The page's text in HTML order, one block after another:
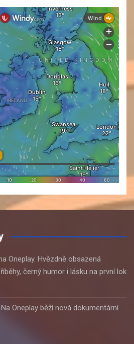
Oneplay. Hvězdně obsazená
černý humor i lásku na první lok
Oneplay běží nová dokumentární